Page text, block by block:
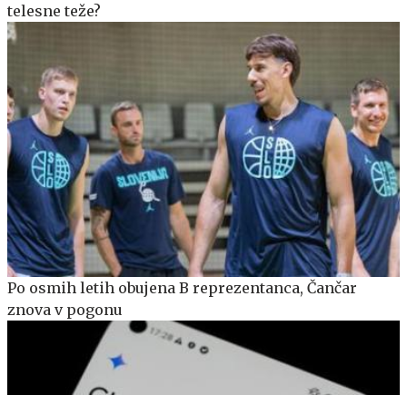
telesne teže?
Po osmih letih obujena B reprezentanca, Čančar
znova v pogonu